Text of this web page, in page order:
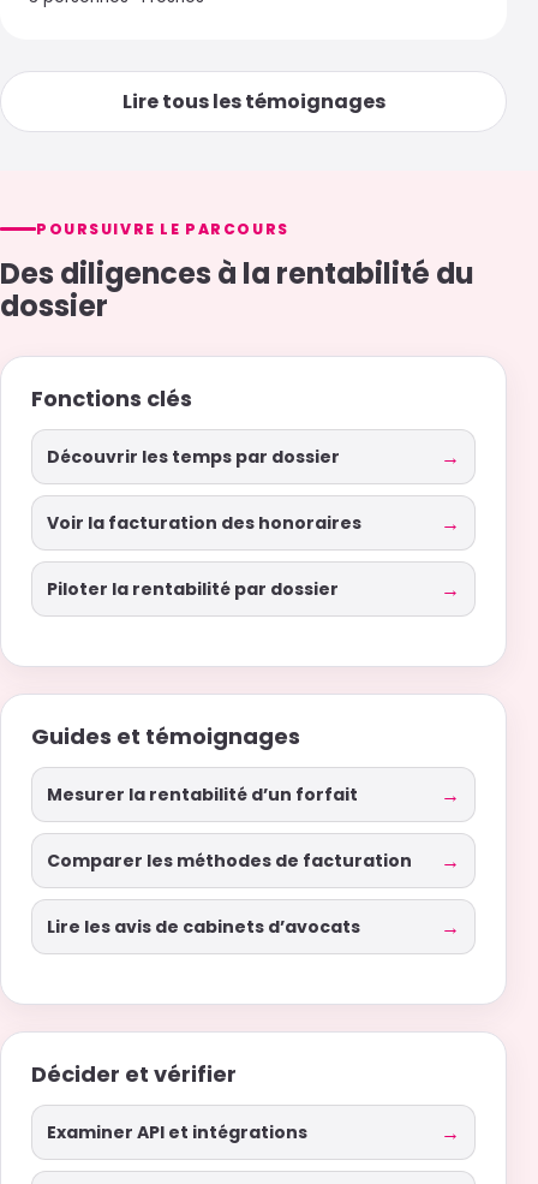
Lire tous les témoignages
POURSUIVRE LE PARCOURS
Des diligences à la rentabilité du
dossier
Fonctions clés
Découvrir les temps par dossier
Voir la facturation des honoraires
Piloter la rentabilité par dossier
Guides et témoignages
Mesurer la rentabilité d’un forfait
Comparer les méthodes de facturation
Lire les avis de cabinets d’avocats
Décider et vérifier
Examiner API et intégrations